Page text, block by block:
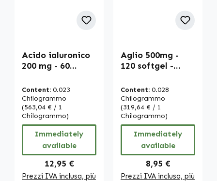
Acido ialuronico
200 mg - 60
deglutire -
vegano | Warnke
Vitalstoffe
Content: 0.023
Chilogrammo
(563,04 € / 1
Chilogrammo)
Immediately
available
Regular price:
12,95 €
Prezzi IVA inclusa, più
Aglio 500mg -
120 softgel -
deglutire - Allium
sativum | Warnke
Vitalstoffe
Content: 0.028
Chilogrammo
(319,64 € / 1
Chilogrammo)
Immediately
available
Regular price:
8,95 €
Prezzi IVA inclusa, più